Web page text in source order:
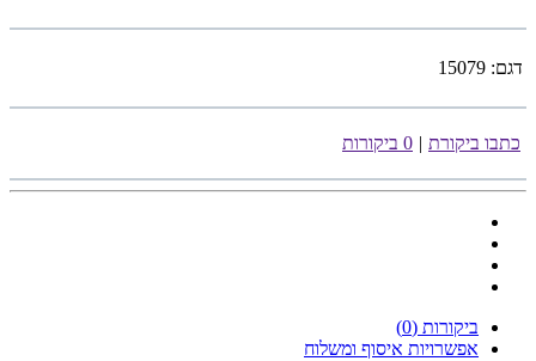
דגם: 15079
כתבו ביקורת | 0 ביקורות
ביקורות (0)
אפשרויות איסוף ומשלוח